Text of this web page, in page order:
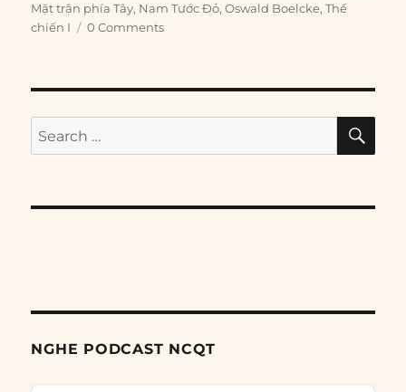
Mặt trận phía Tây, Nam Tước Đỏ,Oswald Boelcke,Thế
chiến I
0 Comments
Search
for:
NGHE PODCAST NCQT